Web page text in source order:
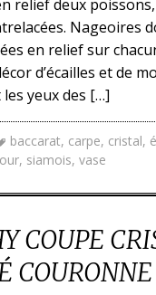
relief deux
Nageoires
en relief sur
d’écailles et de
yeux des […]
baccarat, carpe, cristal,
, siamois, vase
COUPE